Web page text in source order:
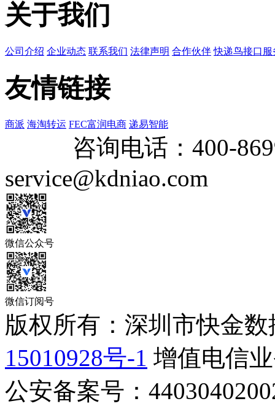
关于我们
公司介绍 企业动态 联系我们 法律声明 合作伙伴 快递鸟接口服
友情链接
商派 海淘转运 FEC富润电商 递易智能
咨询电话： 400-
service@kdniao.com
微信公众号
微信订阅号
版权所有：深圳市快金
15010928号-1 增值电信
公安备案号：